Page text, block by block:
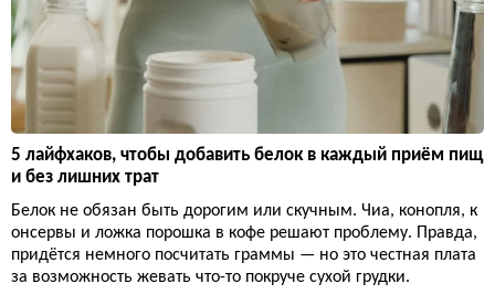
5 лайфхаков, чтобы добавить белок в каждый приём пищ
и без лишних трат
Белок не обязан быть дорогим или скучным. Чиа, конопля, к
онсервы и ложка порошка в кофе решают проблему. Правда,
придётся немного посчитать граммы — но это честная плата
за возможность жевать что-то покруче сухой грудки.